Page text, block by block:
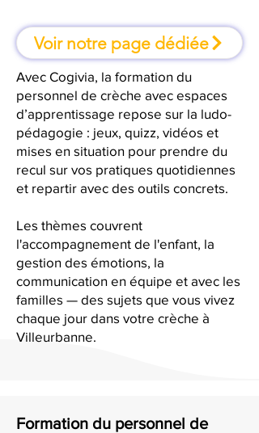
Voir notre page dédiée
Avec Cogivia, la formation du
personnel de crèche avec espaces
d’apprentissage repose sur la ludo-
pédagogie : jeux, quizz, vidéos et
mises en situation pour prendre du
recul sur vos pratiques quotidiennes
et repartir avec des outils concrets.
Les thèmes couvrent
l'accompagnement de l'enfant, la
gestion des émotions, la
communication en équipe et avec les
familles — des sujets que vous vivez
chaque jour dans votre crèche à
Villeurbanne.
Formation du personnel de